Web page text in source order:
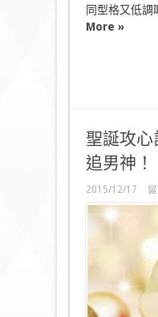
同型格又低調
More »
聖誕攻心
追男神！
2015/12/17
在
〈
心
計
教